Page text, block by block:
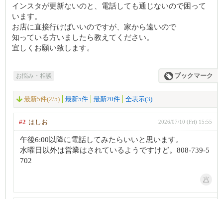
インスタが更新ないのと、電話しても通じないので困って
います。
お店に直接行けばいいのですが、家から遠いので
知っている方いましたら教えてください。
宜しくお願い致します。
お悩み・相談 ブックマーク
最新5件(2/5) 最新5件 最新20件 全表示(3)
#2 はしお 2026/07/10 (Fri) 15:55
午後6:00以降に電話してみたらいいと思います。
水曜日以外は営業はされているようですけど。808-739-5
702